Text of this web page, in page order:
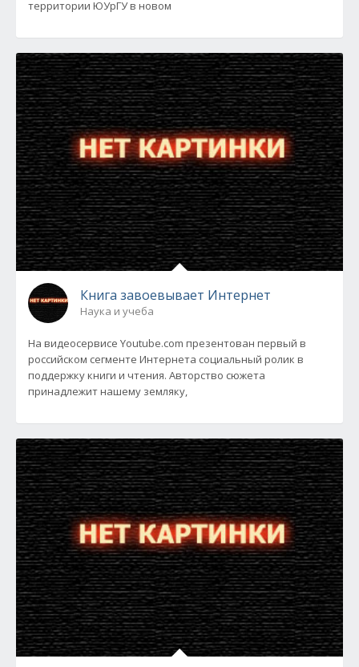
территории ЮУрГУ в новом
Книга завоевывает Интернет
Наука и учеба
На видеосервисе Youtube.com презентован первый в
российском сегменте Интернета социальный ролик в
поддержку книги и чтения. Авторство сюжета
принадлежит нашему земляку,